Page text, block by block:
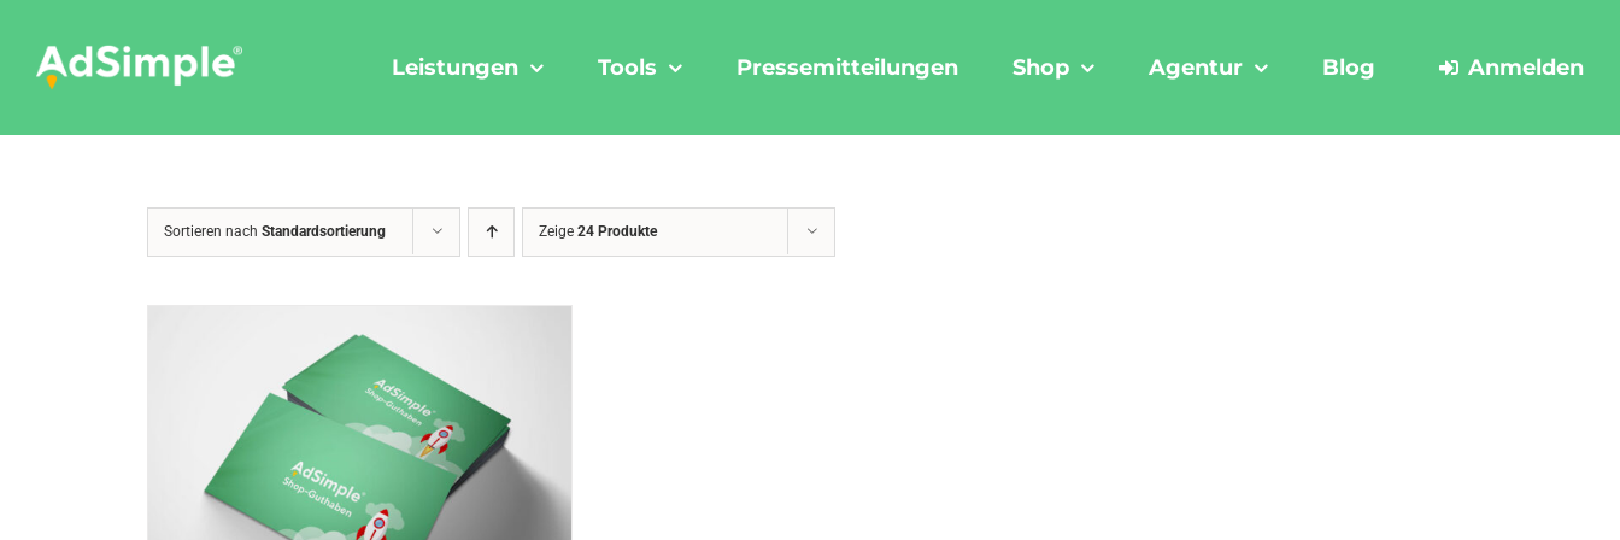
content
Leistungen Tools Pressemitteilungen Shop Agentur Blog Anmelden
Sortieren nach Standardsortierung Zeige 24 Produkte